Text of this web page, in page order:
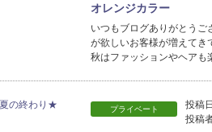
オレンジカラー
いつもブログありがとう
が欲しいお客様が増えてき
秋はファッションやヘアも
プライベート 投稿
投稿